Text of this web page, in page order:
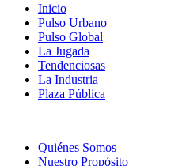
Inicio
Pulso Urbano
Pulso Global
La Jugada
Tendenciosas
La Industria
Plaza Pública
Quiénes Somos
Nuestro Propósito